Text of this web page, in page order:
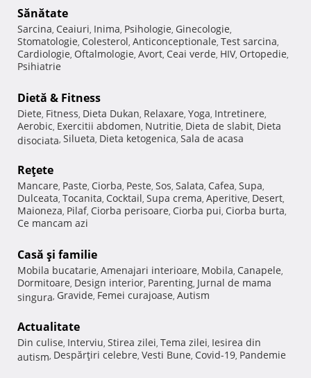
Sănătate
Sarcina, Ceaiuri, Inima, Psihologie, Ginecologie,
Stomatologie, Colesterol, Anticonceptionale, Test sarcina,
Cardiologie, Oftalmologie, Avort, Ceai verde, HIV, Ortopedie,
Psihiatrie
Dietă & Fitness
Diete, Fitness, Dieta Dukan, Relaxare, Yoga, Intretinere,
Aerobic, Exercitii abdomen, Nutritie, Dieta de slabit, Dieta
disociata, Silueta, Dieta ketogenica, Sala de acasa
Reţete
Mancare, Paste, Ciorba, Peste, Sos, Salata, Cafea, Supa,
Dulceata, Tocanita, Cocktail, Supa crema, Aperitive, Desert,
Maioneza, Pilaf, Ciorba perisoare, Ciorba pui, Ciorba burta,
Ce mancam azi
Casă şi familie
Mobila bucatarie, Amenajari interioare, Mobila, Canapele,
Dormitoare, Design interior, Parenting, Jurnal de mama
singura, Gravide, Femei curajoase, Autism
Actualitate
Din culise, Interviu, Stirea zilei, Tema zilei, Iesirea din
autism, Despărţiri celebre, Vesti Bune, Covid-19, Pandemie